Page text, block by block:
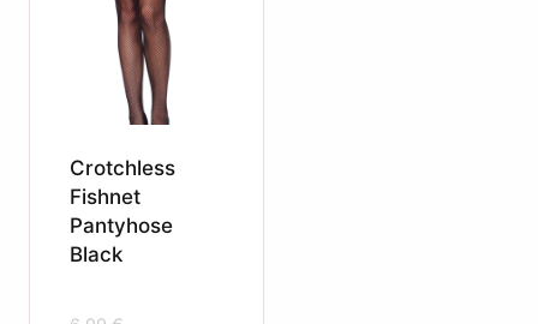
Crotchless
Fishnet
Pantyhose
Black